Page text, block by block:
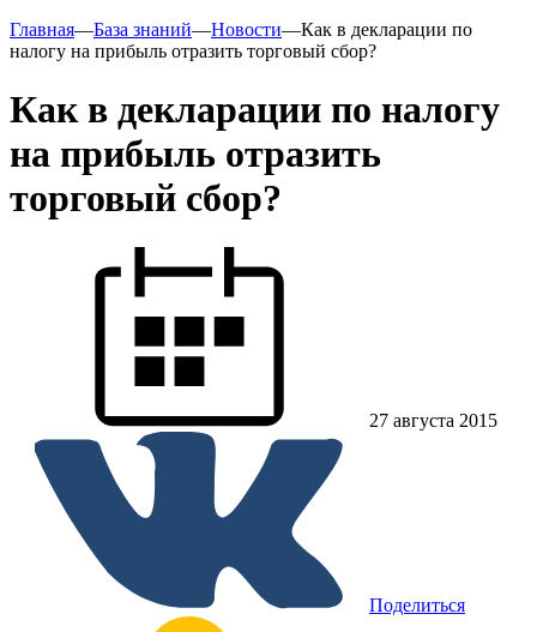
Главная—База знаний—Новости—Как в декларации по
налогу на прибыль отразить торговый сбор?
Как в декларации по налогу
на прибыль отразить
торговый сбор?
27 августа 2015
Поделиться